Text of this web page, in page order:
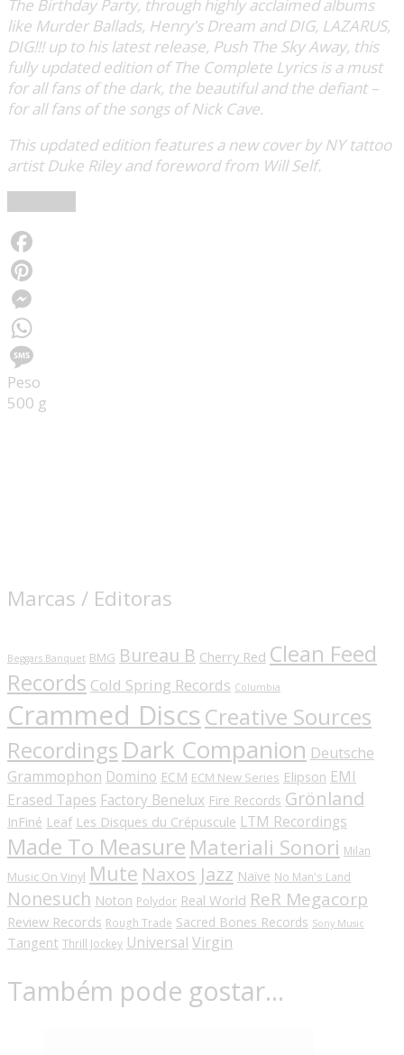
The Birthday Party, through highly acclaimed albums
like Murder Ballads, Henry’s Dream and DIG, LAZARUS,
DIG!!! up to his latest release, Push The Sky Away, this
fully updated edition of The Complete Lyrics is a must
for all fans of the dark, the beautiful and the defiant –
for all fans of the songs of Nick Cave.
This updated edition features a new cover by NY tattoo
artist Duke Riley and foreword from Will Self.
Facebook
Pinterest
Messenger
WhatsApp
Message
Peso
500 g
Marcas / Editoras
Beggars Banquet BMG Bureau B Cherry Red Clean Feed
Records Cold Spring Records Columbia
Crammed Discs Creative Sources
Recordings Dark Companion Deutsche
Grammophon Domino ECM ECM New Series Elipson EMI
Erased Tapes Factory Benelux Fire Records Grönland
InFiné Leaf Les Disques du Crépuscule LTM Recordings
Made To Measure Materiali Sonori Milan
Music On Vinyl Mute Naxos Jazz Naïve No Man's Land
Nonesuch Noton Polydor Real World ReR Megacorp
Review Records Rough Trade Sacred Bones Records Sony Music
Tangent Thrill Jockey Universal Virgin
Também pode gostar…